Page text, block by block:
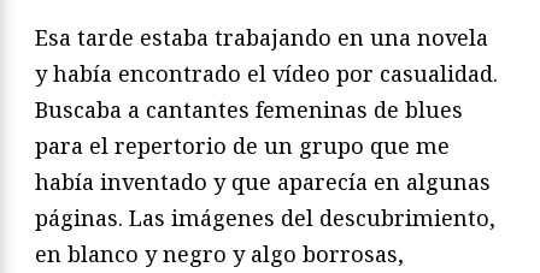
Esa tarde estaba trabajando en una novela
y había encontrado el vídeo por casualidad.
Buscaba a cantantes femeninas de blues
para el repertorio de un grupo que me
había inventado y que aparecía en algunas
páginas. Las imágenes del descubrimiento,
en blanco y negro y algo borrosas,